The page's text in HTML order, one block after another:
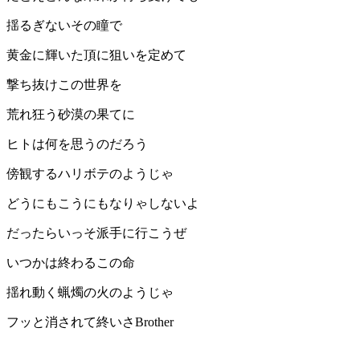
揺るぎないその瞳で
黄金に輝いた頂に狙いを定めて
撃ち抜けこの世界を
荒れ狂う砂漠の果てに
ヒトは何を思うのだろう
傍観するハリボテのようじゃ
どうにもこうにもなりゃしないよ
だったらいっそ派手に行こうぜ
いつかは終わるこの命
揺れ動く蝋燭の火のようじゃ
フッと消されて終いさBrother